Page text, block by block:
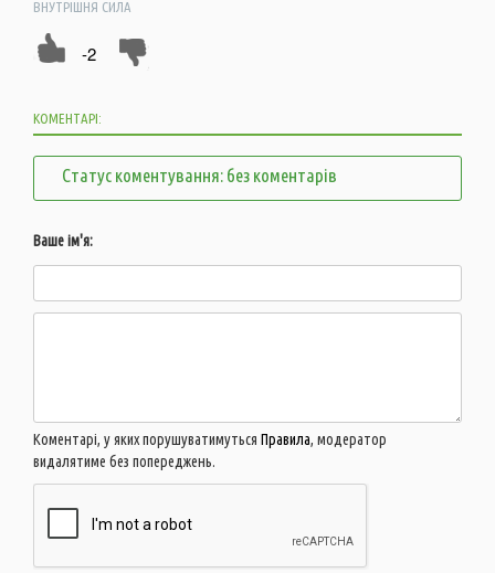
ВНУТРІШНЯ СИЛА
-2
КОМЕНТАРІ:
Статус коментування: без коментарів
Ваше ім'я:
Коментарі, у яких порушуватимуться Правила, модератор
видалятиме без попереджень.